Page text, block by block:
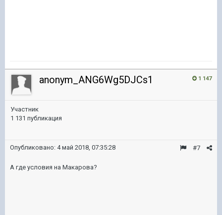
1 147
anonym_ANG6Wg5DJCs1
Участник
1 131 публикация
#7
Опубликовано: 4 май 2018, 07:35:28
А где условия на Макарова?